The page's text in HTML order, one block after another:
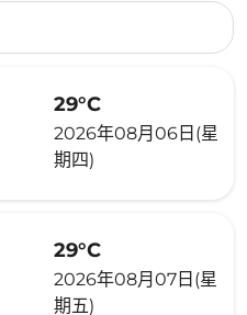
29°C
2026年08月06日(星
期四)
29°C
2026年08月07日(星
期五)